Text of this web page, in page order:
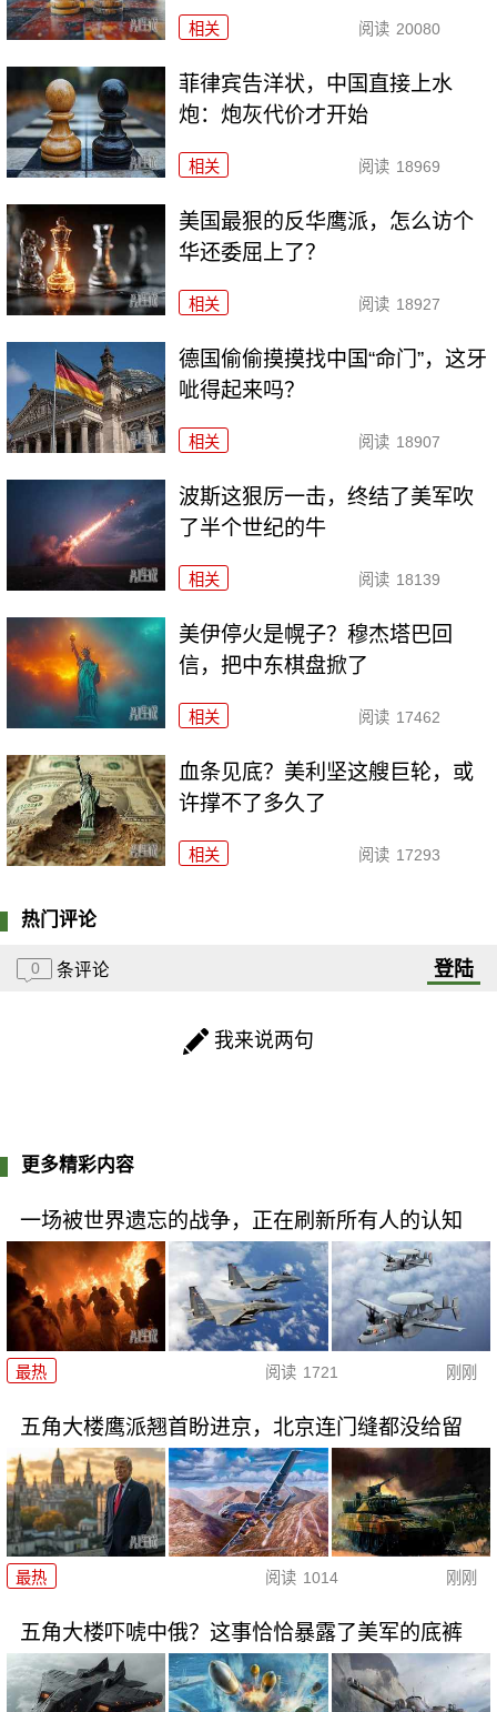
相关 阅读 20080
菲律宾告洋状，中国直接上水
炮：炮灰代价才开始
相关 阅读 18969
美国最狠的反华鹰派，怎么访个
华还委屈上了？
相关 阅读 18927
德国偷偷摸摸找中国“命门”，这牙
呲得起来吗？
相关 阅读 18907
波斯这狠厉一击，终结了美军吹
了半个世纪的牛
相关 阅读 18139
美伊停火是幌子？穆杰塔巴回
信，把中东棋盘掀了
相关 阅读 17462
血条见底？美利坚这艘巨轮，或
许撑不了多久了
相关 阅读 17293
热门评论
0 条评论 登陆
我来说两句
更多精彩内容
一场被世界遗忘的战争，正在刷新所有人的认知
最热 阅读 1721 刚刚
五角大楼鹰派翘首盼进京，北京连门缝都没给留
最热 阅读 1014 刚刚
五角大楼吓唬中俄？这事恰恰暴露了美军的底裤